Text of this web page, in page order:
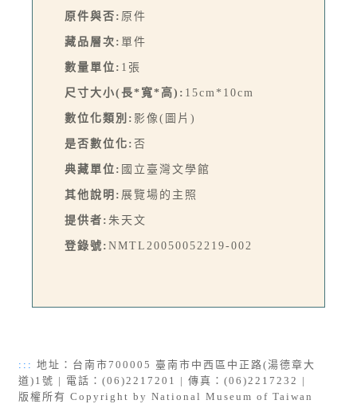
原件與否: 原件
藏品層次: 單件
數量單位: 1張
尺寸大小(長*寬*高): 15cm*10cm
數位化類別: 影像(圖片)
是否數位化: 否
典藏單位: 國立臺灣文學館
其他說明: 展覽場的主照
提供者: 朱天文
登錄號: NMTL20050052219-002
::: 地址：台南市700005 臺南市中西區中正路(湯德章大
道)1號 | 電話：(06)2217201 | 傳真：(06)2217232 |
版權所有 Copyright by National Museum of Taiwan